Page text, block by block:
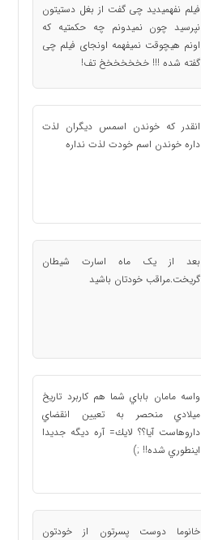
فیلم نفهمیدید چی‌ گفت از بغل دستیتون
نپرسید چون نمیدونم چه حکمتیه که
اونم هیچوقت نمیفهمه اونجای فیلم چی‌
گفته شده !!! خخخخخخخ تف!
انقدر که خوندن اسمس دیگران لذت
داره خوندن اسم خودت لذت نداره
بعد از یک ماه اسارت شیطان
گریخت.مراقب خودتان باشید
واسه مامان باباي شما هم كاربرد تاريخ
ميلادي منحصر به تعيين انقضاي
داروهاست آيا؟؟ لايك= آره ديگه جديدا
اينطوري شده!! ;)
ﺧﺎﻧﻮﻣﺎ ﺩﻭﺳﺖ ﭘﺴﺮﺗﻮﻥ ﺍﺯ ﺧﻮﺩﺗﻮﻥ